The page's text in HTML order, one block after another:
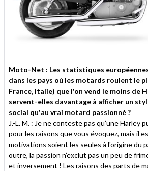
Moto-Net : Les statistiques
dans les pays où les motards roulent le
France, Italie) que l'on vend le moins de
servent-elles davantage à afficher un
social qu'au vrai motard passionné ?
J.-L. M. : Je ne conteste pas qu’une Harley
pour les raisons que vous évoquez, mais il
motivations soient les seules à l'origine du
outre, la passion n’exclut pas un peu de
et inversement ! Les raisons des parts de